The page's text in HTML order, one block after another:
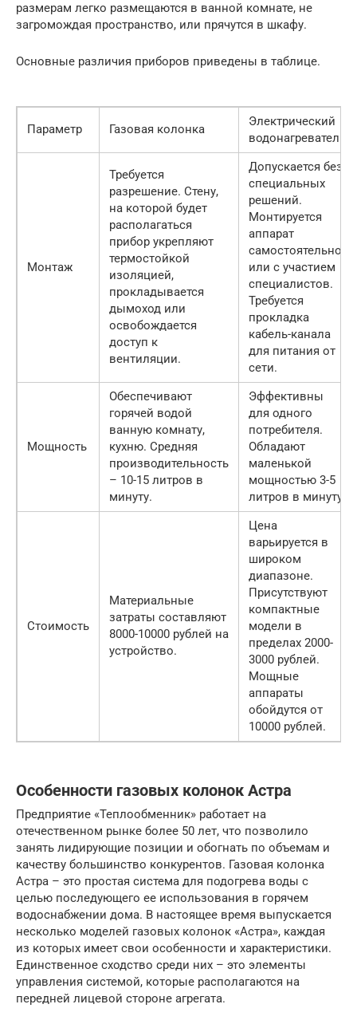
размерам легко размещаются в ванной комнате, не
загромождая пространство, или прячутся в шкафу.
Основные различия приборов приведены в таблице.
Параметр Газовая колонка
Электрический
водонагреватель
Монтаж
Требуется
разрешение. Стену,
на которой будет
располагаться
прибор укрепляют
термостойкой
изоляцией,
прокладывается
дымоход или
освобождается
доступ к
вентиляции.
Допускается без
специальных
решений.
Монтируется
аппарат
самостоятельно
или с участием
специалистов.
Требуется
прокладка
кабель-канала
для питания от
сети.
Мощность
Обеспечивают
горячей водой
ванную комнату,
кухню. Средняя
производительность
– 10-15 литров в
минуту.
Эффективны
для одного
потребителя.
Обладают
маленькой
мощностью 3-5
литров в минуту.
Стоимость
Материальные
затраты составляют
8000-10000 рублей на
устройство.
Цена
варьируется в
широком
диапазоне.
Присутствуют
компактные
модели в
пределах 2000-
3000 рублей.
Мощные
аппараты
обойдутся от
10000 рублей.
Особенности газовых колонок Астра
Предприятие «Теплообменник» работает на
отечественном рынке более 50 лет, что позволило
занять лидирующие позиции и обогнать по объемам и
качеству большинство конкурентов. Газовая колонка
Астра – это простая система для подогрева воды с
целью последующего ее использования в горячем
водоснабжении дома. В настоящее время выпускается
несколько моделей газовых колонок «Астра», каждая
из которых имеет свои особенности и характеристики.
Единственное сходство среди них – это элементы
управления системой, которые располагаются на
передней лицевой стороне агрегата.